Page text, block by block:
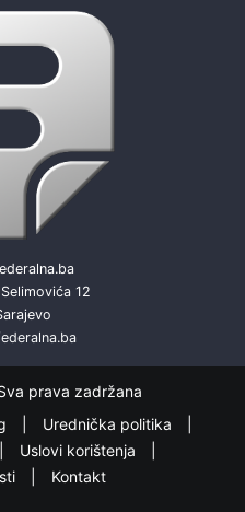
12
prava zadržana
Urednička politika
Uslovi korištenja
Kontakt